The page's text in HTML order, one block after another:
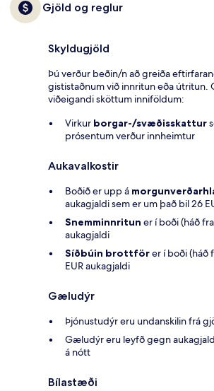
Gjöld og reglur
Skyldugjöld
Þú verður beðin/n að greiða
gististaðnum við innritun eða
viðeigandi sköttum inniföldum:
Virkur borgar-/svæðisskattur
prósentum verður innheimtur
Aukavalkostir
Boðið er upp á
aukagjaldi sem er um það bil 26
Snemminnritun er í boði (háð
aukagjaldi
Síðbúin brottförer í boði (háð
EUR aukagjaldi
Gæludýr
Þjónustudýr eru undanskilin frá
Gæludýr eru leyfð gegn
á nótt
Bílastæði